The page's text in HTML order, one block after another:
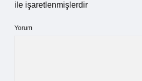
ile işaretlenmişlerdir
Yorum